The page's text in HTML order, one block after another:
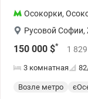
Осокорки,
Русовой Софии,
150 000 $* 1 829
3 комнатная
Возле метро